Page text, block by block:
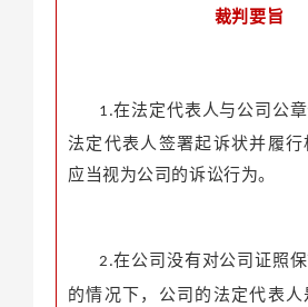
裁判要旨
1.在法定代表人与公司公章
法定代表人签署起诉状并履行
应当视为公司的诉讼行为。
2.在公司没有对公司证照
的情况下，公司的法定代表人